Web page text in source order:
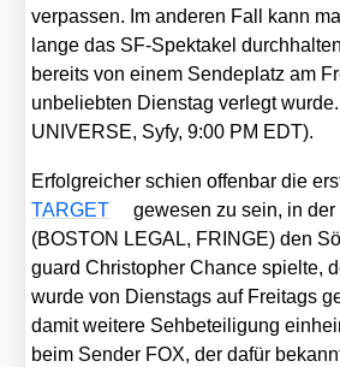
ver­pas­sen. Im ande­ren Fall kann
lan­ge das SF-Spek­ta­kel
bereits von einem Sen­de­platz am
unbe­lieb­ten Diens­tag ver­legt
UNIVERSE, Syfy, 9:00 PM EDT).
Erfolg­rei­cher schien offen­bar die
TARGET
gewe­sen zu sein, in der
(BOSTON LEGAL, FRINGE) den
guard Chris­to­pher Chan­ce spiel­te,
wur­de von Diens­tags auf Frei­tags
damit wei­te­re Seh­be­tei­li­gung
beim Sen­der FOX, der dafür